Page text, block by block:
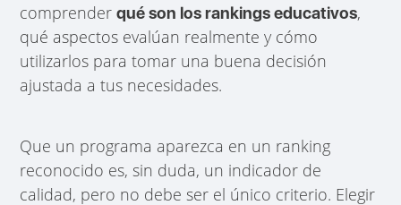
comprenderqué son los rankings educativos,
qué aspectos evalúan realmente y cómo
utilizarlos para tomar una buena decisión
ajustada a tus necesidades.
Que un programa aparezca en un ranking
reconocido es, sin duda, un indicador de
calidad, pero no debe ser el único criterio. Elegir